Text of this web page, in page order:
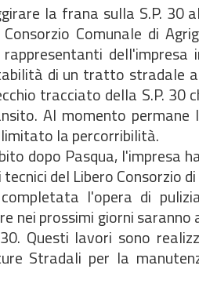
la frana sulla S.P.
Comunale di
rappresentanti
di un tratto stradale
tracciato della S.P.
Al momento
la percorribilità.
dopo Pasqua,
tecnici del Libero Consorzio
l'opera di
nei prossimi giorni
Questi lavori sono
Stradali per la